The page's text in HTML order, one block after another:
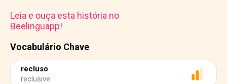
Vocabulário Chave
recluso
reclusive
Leia e ouça esta história no
Beelinguapp!